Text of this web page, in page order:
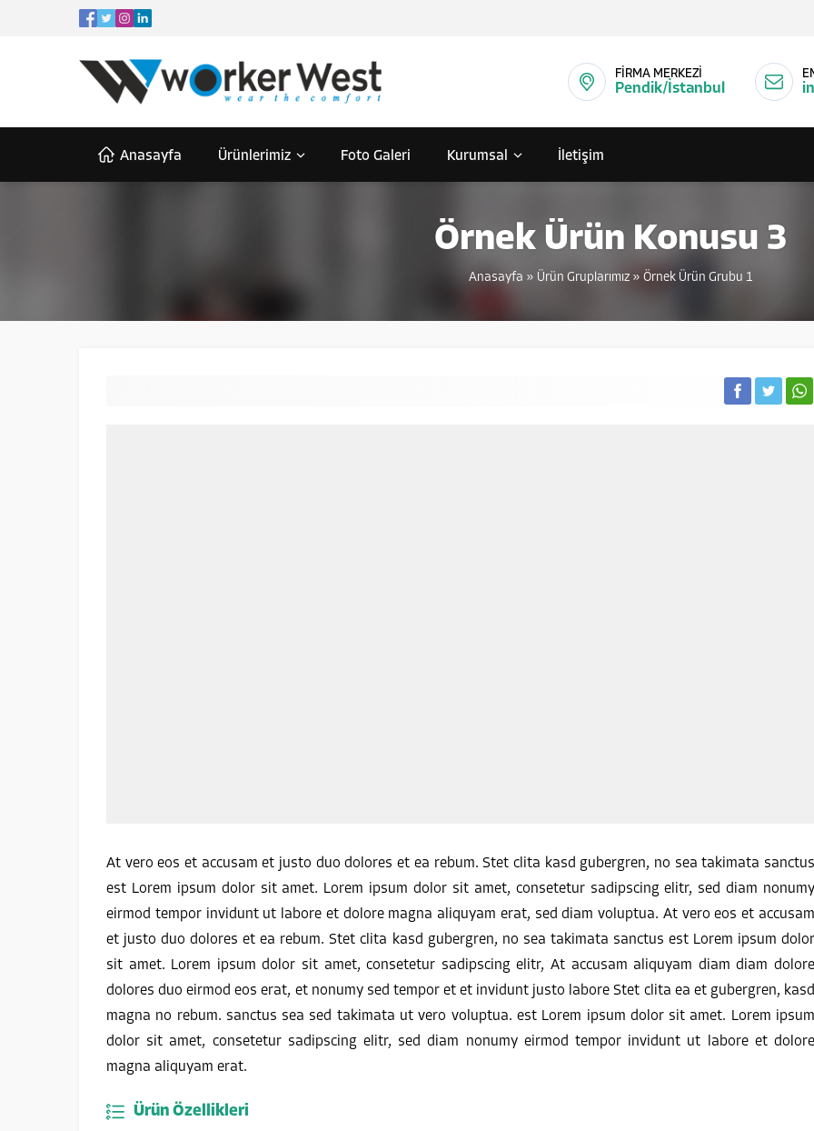
FİRMA MERKEZİ
Pendik/İstanbul
Anasayfa Ürünlerimiz Foto Galeri Kurumsal İletişim
Örnek Ürün Konusu 3
Anasayfa » Ürün Gruplarımız» Örnek Ürün Grubu 1
At vero eos et accusam et justo duo dolores et ea rebum. Stet clita kasd gubergren, no sea takimata sanctus
est Lorem ipsum dolor sit amet. Lorem ipsum dolor sit amet, consetetur sadipscing elitr, sed diam nonumy
eirmod tempor invidunt ut labore et dolore magna aliquyam erat, sed diam voluptua. At vero eos et accusam
et justo duo dolores et ea rebum. Stet clita kasd gubergren, no sea takimata sanctus est Lorem ipsum dolor
sit amet. Lorem ipsum dolor sit amet, consetetur sadipscing elitr, At accusam aliquyam diam diam dolore
dolores duo eirmod eos erat, et nonumy sed tempor et et invidunt justo labore Stet clita ea et gubergren, kasd
magna no rebum. sanctus sea sed takimata ut vero voluptua. est Lorem ipsum dolor sit amet. Lorem ipsum
dolor sit amet, consetetur sadipscing elitr, sed diam nonumy eirmod tempor invidunt ut labore et dolore
magna aliquyam erat.
Ürün Özellikleri